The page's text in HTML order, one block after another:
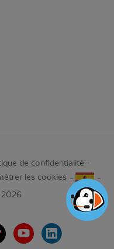
de confidentialité
les cookies
les contrastes